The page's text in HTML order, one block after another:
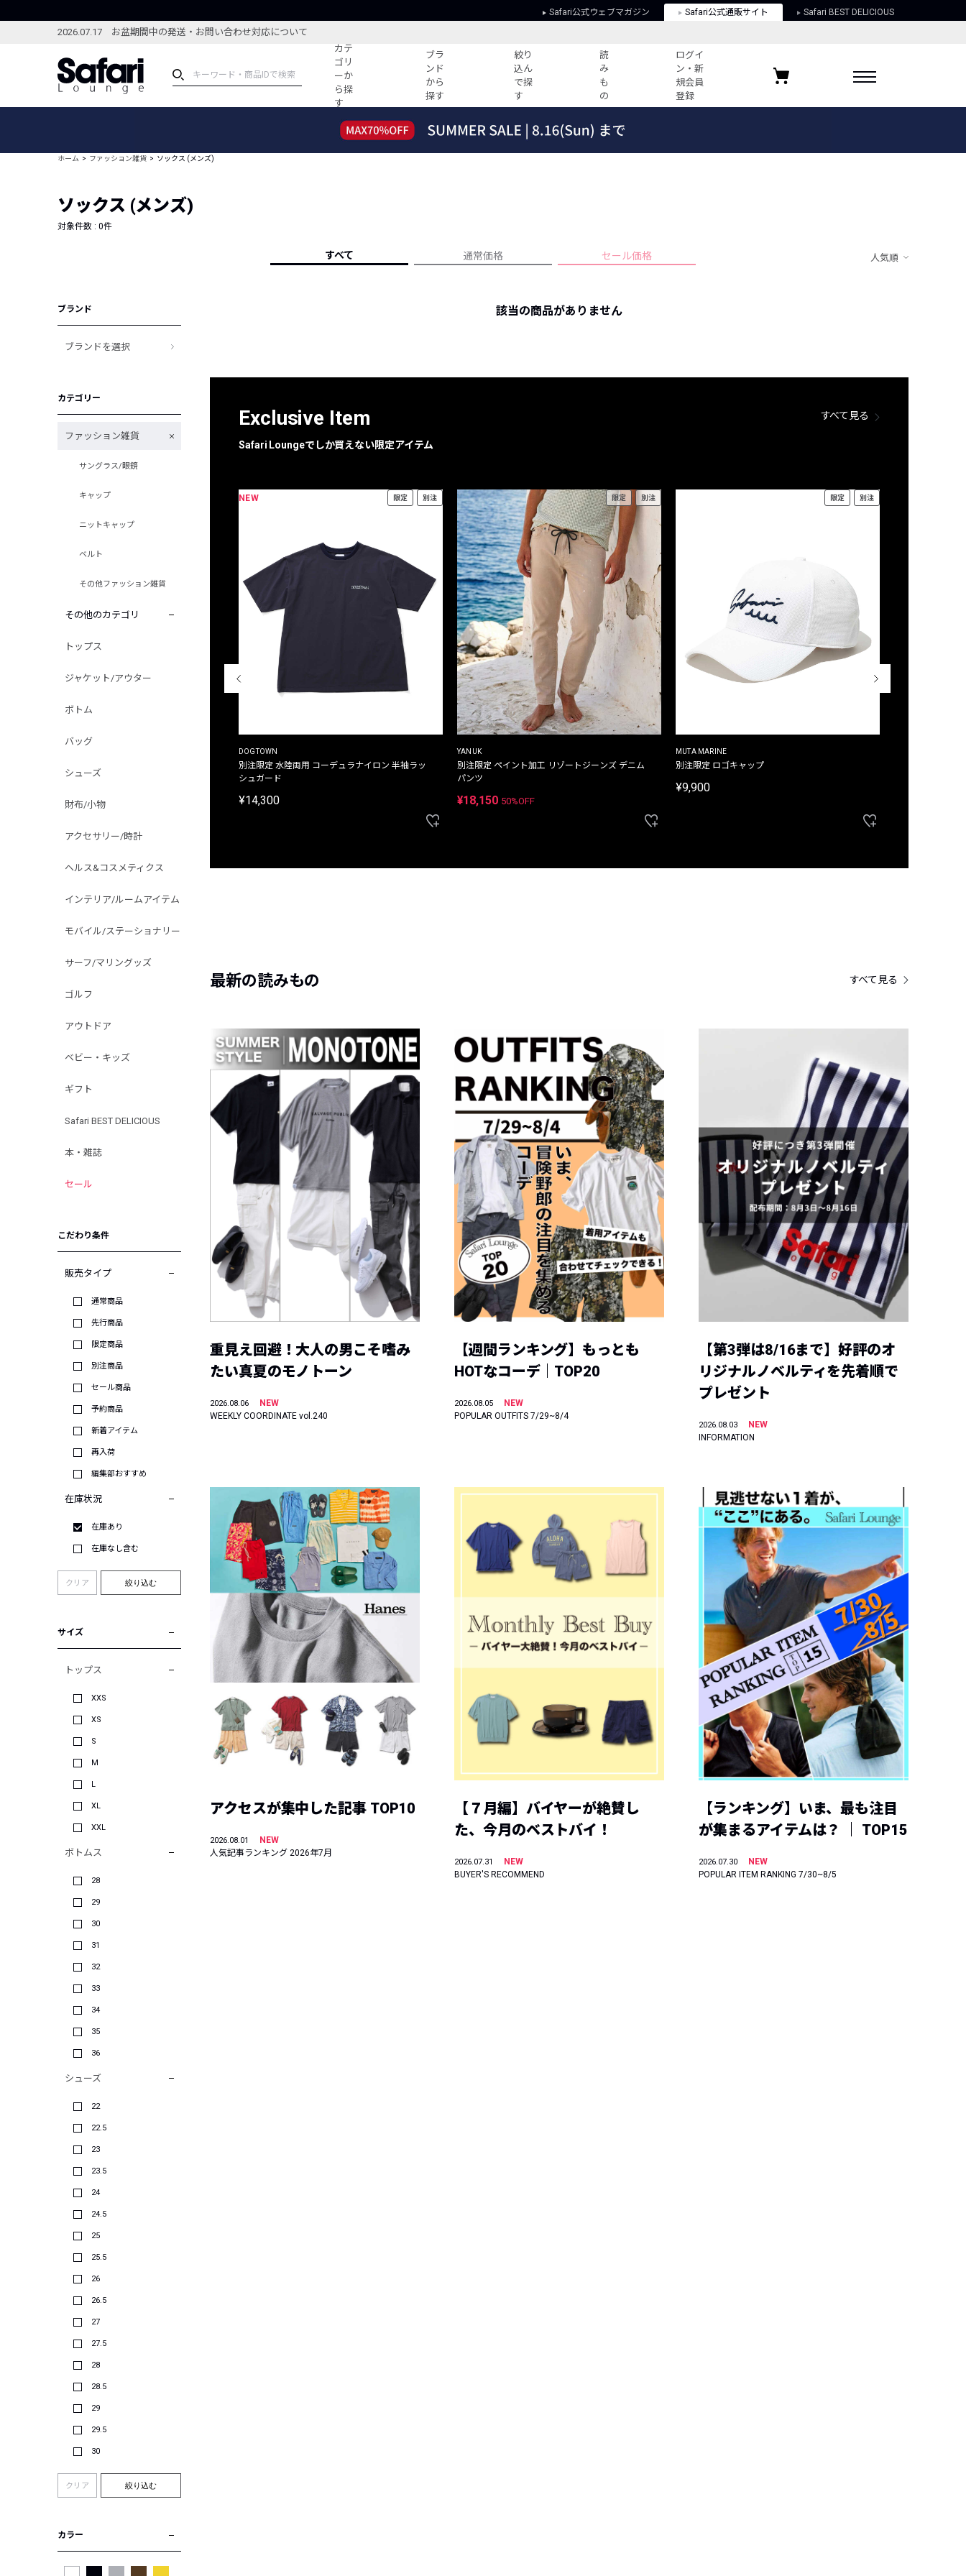
Safari公式ウェブマガジン Safari公式通販サイト Safari BEST DELICIOUS
2026.07.17 お盆期間中の発送・お問い合わせ対応について
カテ
ゴリ
ーか
ら探
す
ブラ
ンド
から
探す
絞り
込ん
で探
す
読
み
も
の
ログイ
ン・新
規会員
登録
ブランドから探す
新着アイテム
編集部のおすすめアイテム
すべての記事
人気記事ランキング
フォーカスブランド
プライバシーポリシー
お気に入りブランド
ホーム ファッション雑貨 ソックス (メンズ)
ソックス (メンズ)
対象件数 : 0件
すべて 通常価格 セール価格 人気順
ブランド
ブランドを選択
カテゴリー
ファッション雑貨
サングラス/眼鏡
キャップ
ニットキャップ
ベルト
その他ファッション雑貨
その他のカテゴリ
トップス
ジャケット/アウター
ボトム
バッグ
シューズ
財布/小物
アクセサリー/時計
ヘルス&コスメティクス
インテリア/ルームアイテム
モバイル/ステーショナリー
サーフ/マリングッズ
ゴルフ
アウトドア
ベビー・キッズ
ギフト
Safari BEST DELICIOUS
本・雑誌
セール
こだわり条件
販売タイプ
通常商品
先行商品
限定商品
別注商品
セール商品
予約商品
新着アイテム
再入荷
編集部おすすめ
在庫状況
在庫あり
在庫なし含む
クリア 絞り込む
サイズ
トップス
XXS
XS
S
M
L
XL
XXL
ボトムス
28
29
30
31
32
33
34
35
36
シューズ
22
22.5
23
23.5
24
24.5
25
25.5
26
26.5
27
27.5
28
28.5
29
29.5
30
クリア 絞り込む
カラー
該当の商品がありません
Exclusive Item
Safari Loungeでしか買えない限定アイテム
すべて見る
プリントTシャツ
NEW 限定 別注
DOGTOWN
別注限定 水陸両用 コーデュラナイロン 半袖ラッ
シュガード
¥14,300
限定 別注
YANUK
別注限定 ペイント加工 リゾートジーンズ デニム
パンツ
¥18,150 50%OFF
限定 別注
MUTA MARINE
別注限定 ロゴキャップ
¥9,900
最新の読みもの すべて見る
重見え回避！大人の男こそ嗜み
たい真夏のモノトーン
2026.08.06
NEW
WEEKLY COORDINATE vol.240
【週間ランキング】もっとも
HOTなコーデ｜TOP20
2026.08.05
NEW
POPULAR OUTFITS 7/29~8/4
【第3弾は8/16まで】好評のオ
リジナルノベルティを先着順で
プレゼント
2026.08.03
NEW
INFORMATION
アクセスが集中した記事 TOP10
2026.08.01
NEW
人気記事ランキング 2026年7月
【７月編】バイヤーが絶賛し
た、今月のベストバイ！
2026.07.31
NEW
BUYER'S RECOMMEND
【ランキング】いま、最も注目
が集まるアイテムは？ ｜ TOP15
2026.07.30
NEW
POPULAR ITEM RANKING 7/30~8/5